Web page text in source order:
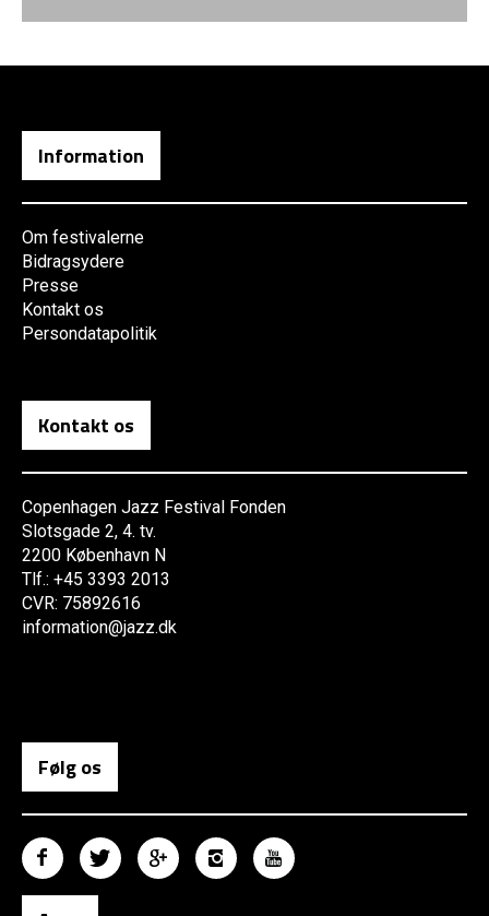
Information
Om festivalerne
Bidragsydere
Presse
Kontakt os
Persondatapolitik
Kontakt os
Copenhagen Jazz Festival Fonden
Slotsgade 2, 4. tv.
2200 København N
Tlf.: +45 3393 2013
CVR: 75892616
information@jazz.dk
Følg os